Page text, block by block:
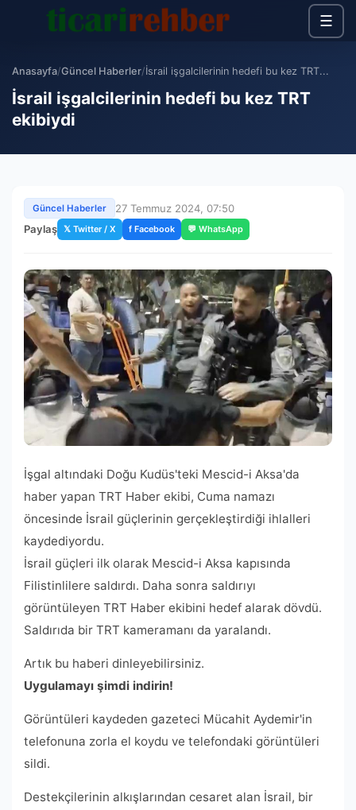
☰
Anasayfa/Güncel Haberler/İsrail işgalcilerinin hedefi bu kez TRT...
İsrail işgalcilerinin hedefi bu kez TRT
ekibiydi
Güncel Haberler
27 Temmuz 2024, 07:50
Paylaş 𝕏 Twitter / X f Facebook 💬 WhatsApp
İşgal altındaki Doğu Kudüs'teki Mescid-i Aksa'da
haber yapan TRT Haber ekibi, Cuma namazı
öncesinde İsrail güçlerinin gerçekleştirdiği ihlalleri
kaydediyordu.
İsrail güçleri ilk olarak Mescid-i Aksa kapısında
Filistinlilere saldırdı. Daha sonra saldırıyı
görüntüleyen TRT Haber ekibini hedef alarak dövdü.
Saldırıda bir TRT kameramanı da yaralandı.
Artık bu haberi dinleyebilirsiniz.
Uygulamayı şimdi indirin!
Görüntüleri kaydeden gazeteci Mücahit Aydemir'in
telefonuna zorla el koydu ve telefondaki görüntüleri
sildi.
Destekçilerinin alkışlarından cesaret alan İsrail, bir